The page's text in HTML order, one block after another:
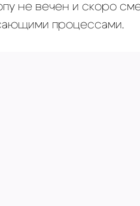
не вечен и скоро
процессами.